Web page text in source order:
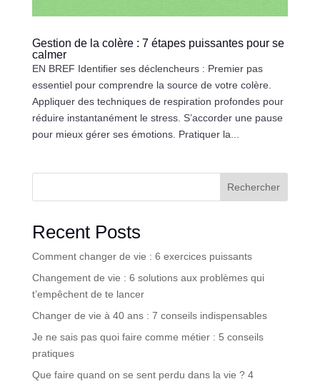
Gestion de la colère : 7 étapes puissantes pour se
calmer
EN BREF Identifier ses déclencheurs : Premier pas
essentiel pour comprendre la source de votre colère.
Appliquer des techniques de respiration profondes pour
réduire instantanément le stress. S’accorder une pause
pour mieux gérer ses émotions. Pratiquer la...
Rechercher
Recent Posts
Comment changer de vie : 6 exercices puissants
Changement de vie : 6 solutions aux problèmes qui
t’empêchent de te lancer
Changer de vie à 40 ans : 7 conseils indispensables
Je ne sais pas quoi faire comme métier : 5 conseils
pratiques
Que faire quand on se sent perdu dans la vie ? 4